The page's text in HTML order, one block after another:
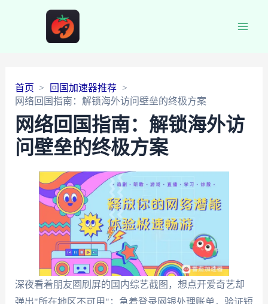
首页
回国加速器推荐
网络回国指南：解锁海外访问壁垒的终极方案
网络回国指南：解锁海外访
问壁垒的终极方案
深夜看着朋友圈刷屏的国内综艺截图，想点开爱奇艺却
弹出"所在地区不可用"；急着登录网银处理账单，验证短